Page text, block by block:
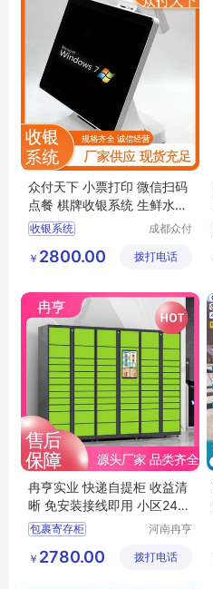
众付天下 小票打印 微信扫码
点餐 棋牌收银系统 生鲜水果
蔬菜店
收银系统
零售收银系统
门店收银系统
成都众付
有限公司
￥ 2800.00 拨打电话
冉亨实业 快递自提柜 收益清
晰 免安装接线即用 小区24小
时自助
包裹寄存柜
智能快递柜
河南冉亨
公司
￥ 2780.00 拨打电话